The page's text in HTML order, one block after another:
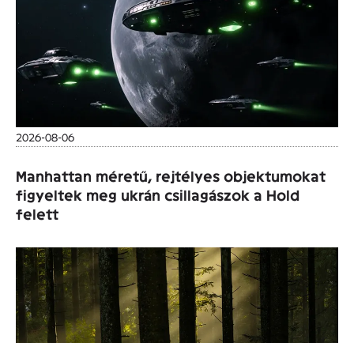
2026-08-06
Manhattan méretű, rejtélyes objektumokat
figyeltek meg ukrán csillagászok a Hold
felett